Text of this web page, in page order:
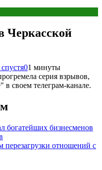
Черкасской
01 минуты
серия взрывов,
своем телеграм-канале.
богатейших бизнесменов
перезагрузки отношений с